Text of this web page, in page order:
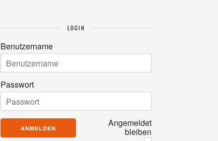
LOGIN
Benutzername
Passwort
Angemeldet
bleiben